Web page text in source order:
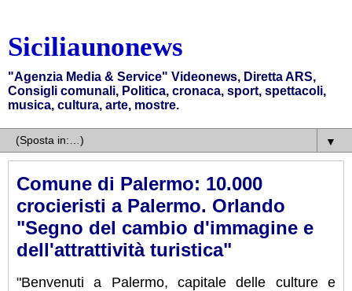
Siciliaunonews
"Agenzia Media & Service" Videonews, Diretta ARS,
Consigli comunali, Politica, cronaca, sport, spettacoli,
musica, cultura, arte, mostre.
▼
Comune di Palermo: 10.000
crocieristi a Palermo. Orlando
"Segno del cambio d'immagine e
dell'attrattività turistica"
"Benvenuti a Palermo, capitale delle culture e